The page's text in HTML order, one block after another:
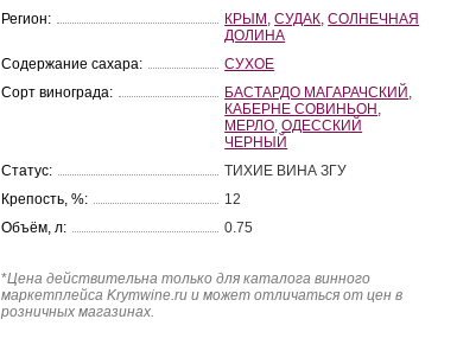
Регион:
КРЫМ ,СУДАК ,СОЛНЕЧНАЯ
ДОЛИНА
Содержание сахара:
СУХОЕ
Сорт винограда:
БАСТАРДО МАГАРАЧСКИЙ
КАБЕРНЕ СОВИНЬОН
МЕРЛО ,ОДЕССКИЙ
ЧЕРНЫЙ
Статус:
ТИХИЕ ВИНА ЗГУ
Крепость, %:
12
Объём, л:
0.75
*Цена действительна только для каталога винного
маркетплейса Krymwine.ru и может отличаться от цен в
розничных магазинах.